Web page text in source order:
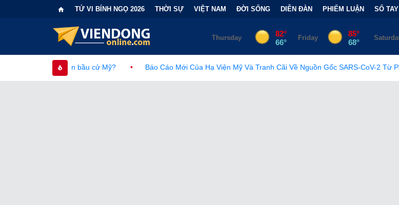
TỬ VI BÍNH NGỌ 2026 THỜI SỰ VIỆT NAM ĐỜI SỐNG DIỄN ĐÀN PHIẾM LUẬN SỔ TAY
• Báo Cáo Mới Của Hạ Viện Mỹ Và Tranh Cãi Về Nguồn Gốc SARS-CoV-2 Từ Phòng Thí Nghiệm •